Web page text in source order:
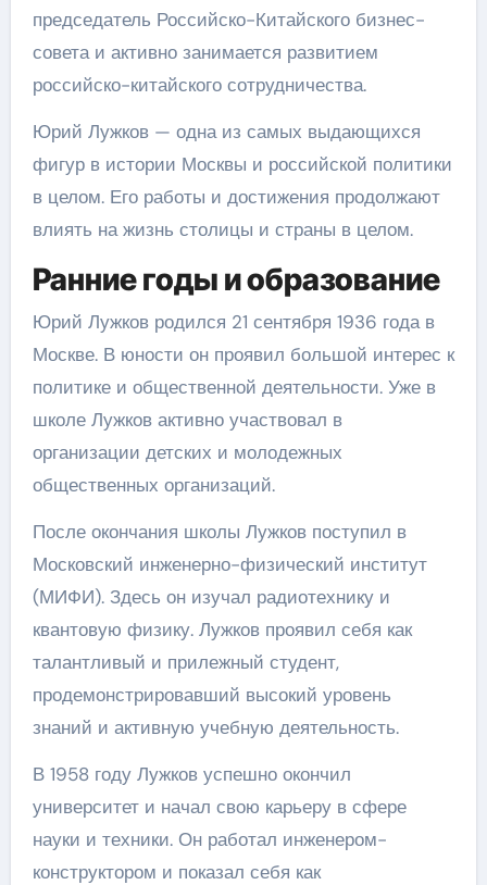
председатель Российско-Китайского бизнес-
совета и активно занимается развитием
российско-китайского сотрудничества.
Юрий Лужков — одна из самых выдающихся
фигур в истории Москвы и российской политики
в целом. Его работы и достижения продолжают
влиять на жизнь столицы и страны в целом.
Ранние годы и образование
Юрий Лужков родился 21 сентября 1936 года в
Москве. В юности он проявил большой интерес к
политике и общественной деятельности. Уже в
школе Лужков активно участвовал в
организации детских и молодежных
общественных организаций.
После окончания школы Лужков поступил в
Московский инженерно-физический институт
(МИФИ). Здесь он изучал радиотехнику и
квантовую физику. Лужков проявил себя как
талантливый и прилежный студент,
продемонстрировавший высокий уровень
знаний и активную учебную деятельность.
В 1958 году Лужков успешно окончил
университет и начал свою карьеру в сфере
науки и техники. Он работал инженером-
конструктором и показал себя как